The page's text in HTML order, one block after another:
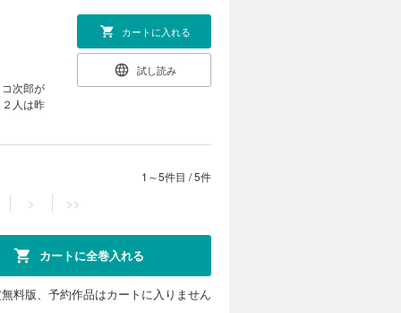
次郎が
人は昨
カートに入れる
試し読み
1～5件目 /5件
> >>
カートに全巻入れる
料版、予約作品はカートに入りません